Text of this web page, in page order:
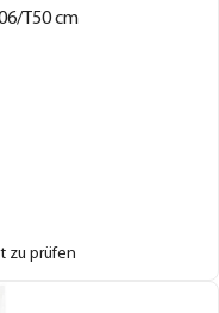
T50 cm
zu prüfen